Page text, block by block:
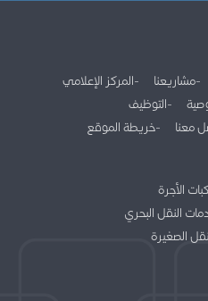
مشاريعنا
المركز الإعلامي
التوظيف
خريطة الموقع
الأجرة
النقل البحري
الصغيرة